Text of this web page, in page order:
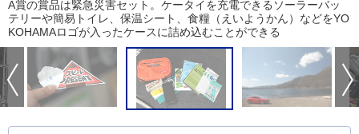
A賞の賞品は緊急災害セット。ケータイを充電できるソーラーバッ
テリーや簡易トイレ、保温シート、食糧（えいようかん）などをYO
KOHAMAロゴが入ったケースに詰め込むことができる